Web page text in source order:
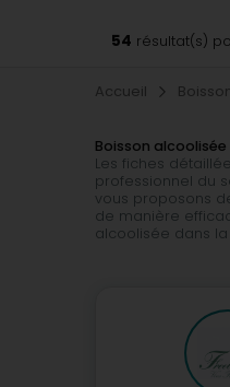
54 résultat(s)
Accueil
Boisson
Les fiches
professionnel du
vous proposons
de manière
alcoolisée dans la